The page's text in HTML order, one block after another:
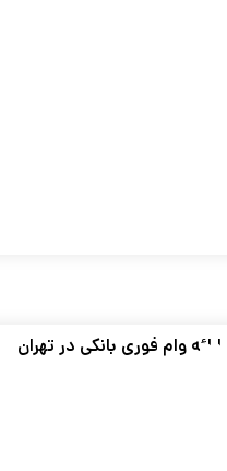
ارائه وام فوری بانکی در تهران